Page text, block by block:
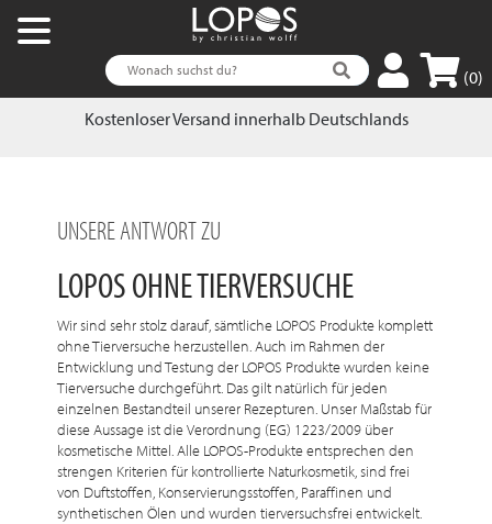
(0)
Kostenloser Versand innerhalb Deutschlands
UNSERE ANTWORT ZU
LOPOS OHNE TIERVERSUCHE
Wir sind sehr stolz darauf, sämtliche LOPOS Produkte komplett
ohne Tierversuche herzustellen. Auch im Rahmen der
Entwicklung und Testung der LOPOS Produkte wurden keine
Tierversuche durchgeführt. Das gilt natürlich für jeden
einzelnen Bestandteil unserer Rezepturen. Unser Maßstab für
diese Aussage ist die Verordnung (EG) 1223/2009 über
kosmetische Mittel. Alle LOPOS-Produkte entsprechen den
strengen Kriterien für kontrollierte Naturkosmetik, sind frei
von Duftstoffen, Konservierungsstoffen, Paraffinen und
synthetischen Ölen und wurden tierversuchsfrei entwickelt.